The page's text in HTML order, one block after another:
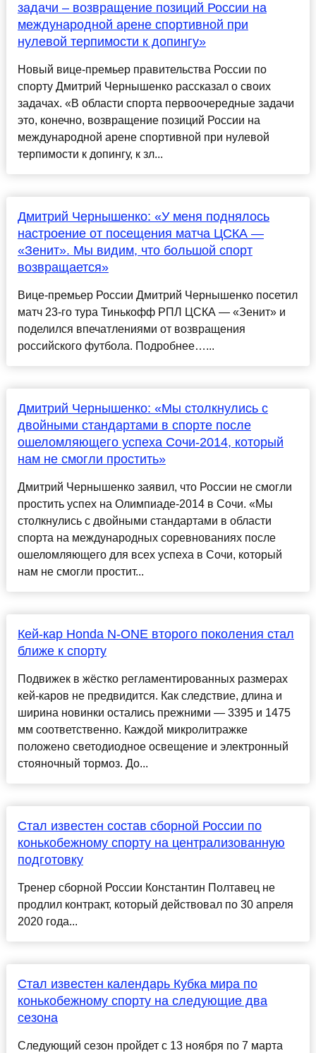
задачи – возвращение позиций России на
международной арене спортивной при
нулевой терпимости к допингу»
Новый вице-премьер правительства России по
спорту Дмитрий Чернышенко рассказал о своих
задачах. «В области спорта первоочередные задачи
это, конечно, возвращение позиций России на
международной арене спортивной при нулевой
терпимости к допингу, к зл...
Дмитрий Чернышенко: «У меня поднялось
настроение от посещения матча ЦСКА —
«Зенит». Мы видим, что большой спорт
возвращается»
Вице-премьер России Дмитрий Чернышенко посетил
матч 23-го тура Тинькофф РПЛ ЦСКА — «Зенит» и
поделился впечатлениями от возвращения
российского футбола. Подробнее…...
Дмитрий Чернышенко: «Мы столкнулись с
двойными стандартами в спорте после
ошеломляющего успеха Сочи-2014, который
нам не смогли простить»
Дмитрий Чернышенко заявил, что России не смогли
простить успех на Олимпиаде-2014 в Сочи. «Мы
столкнулись с двойными стандартами в области
спорта на международных соревнованиях после
ошеломляющего для всех успеха в Сочи, который
нам не смогли простит...
Кей-кар Honda N-ONE второго поколения стал
ближе к спорту
Подвижек в жёстко регламентированных размерах
кей-каров не предвидится. Как следствие, длина и
ширина новинки остались прежними — 3395 и 1475
мм соответственно. Каждой микролитражке
положено светодиодное освещение и электронный
стояночный тормоз. До...
Стал известен состав сборной России по
конькобежному спорту на централизованную
подготовку
Тренер сборной России Константин Полтавец не
продлил контракт, который действовал по 30 апреля
2020 года...
Стал известен календарь Кубка мира по
конькобежному спорту на следующие два
сезона
Следующий сезон пройдет с 13 ноября по 7 марта